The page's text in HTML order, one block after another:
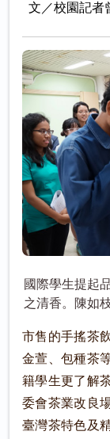
文／校園記者
國際學生提起
之清香。陳如
市售的手搖茶
金萱、包種茶
籍學生更了解
委會茶業改良
臺灣茶特色及